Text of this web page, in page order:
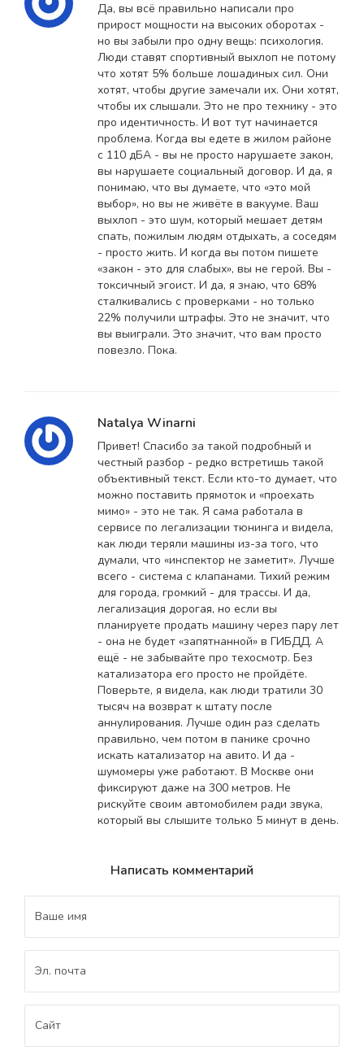
Да, вы всё правильно написали про
прирост мощности на высоких оборотах -
но вы забыли про одну вещь: психология.
Люди ставят спортивный выхлоп не потому
что хотят 5% больше лошадиных сил. Они
хотят, чтобы другие замечали их. Они хотят,
чтобы их слышали. Это не про технику - это
про идентичность. И вот тут начинается
проблема. Когда вы едете в жилом районе
с 110 дБА - вы не просто нарушаете закон,
вы нарушаете социальный договор. И да, я
понимаю, что вы думаете, что «это мой
выбор», но вы не живёте в вакууме. Ваш
выхлоп - это шум, который мешает детям
спать, пожилым людям отдыхать, а соседям
- просто жить. И когда вы потом пишете
«закон - это для слабых», вы не герой. Вы -
токсичный эгоист. И да, я знаю, что 68%
сталкивались с проверками - но только
22% получили штрафы. Это не значит, что
вы выиграли. Это значит, что вам просто
повезло. Пока.
Natalya Winarni
Привет! Спасибо за такой подробный и
честный разбор - редко встретишь такой
объективный текст. Если кто-то думает, что
можно поставить прямоток и «проехать
мимо» - это не так. Я сама работала в
сервисе по легализации тюнинга и видела,
как люди теряли машины из-за того, что
думали, что «инспектор не заметит». Лучше
всего - система с клапанами. Тихий режим
для города, громкий - для трассы. И да,
легализация дорогая, но если вы
планируете продать машину через пару лет
- она не будет «запятнанной» в ГИБДД. А
ещё - не забывайте про техосмотр. Без
катализатора его просто не пройдёте.
Поверьте, я видела, как люди тратили 30
тысяч на возврат к штату после
аннулирования. Лучше один раз сделать
правильно, чем потом в панике срочно
искать катализатор на авито. И да -
шумомеры уже работают. В Москве они
фиксируют даже на 300 метров. Не
рискуйте своим автомобилем ради звука,
который вы слышите только 5 минут в день.
Написать комментарий